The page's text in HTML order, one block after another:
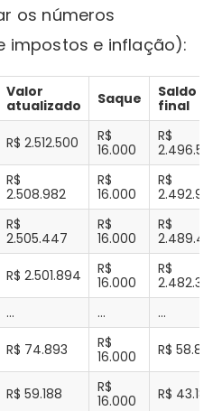
os números
impostos e inflação):
Valor
atualizado
Saque
Saldo
final
R$ 2.512.500
R$
16.000
R$
2.496.500
R$
2.508.982
R$
16.000
R$
2.492.982
R$
2.505.447
R$
16.000
R$
2.489.447
R$ 2.501.894
R$
16.000
R$
2.482.324
… …
…
R$ 74.893
R$
16.000
R$ 58.893
R$ 59.188
R$
16.000
R$ 43.188